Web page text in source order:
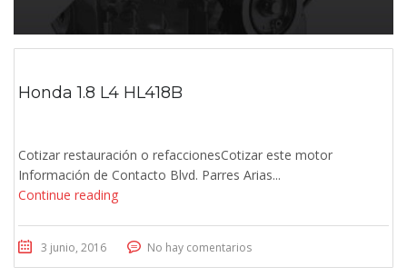
Honda 1.8 L4 HL418B
Cotizar restauración o refaccionesCotizar este motor
Información de Contacto Blvd. Parres Arias...
Continue reading
3 junio, 2016 No hay comentarios